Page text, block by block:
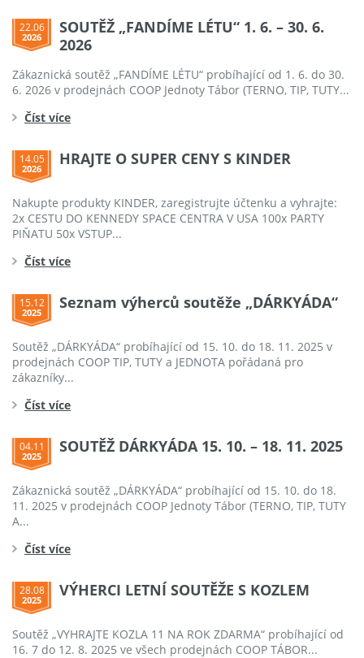
22.06
2026
SOUTĚŽ „FANDÍME LÉTU“ 1. 6. – 30. 6.
2026
Zákaznická soutěž „FANDÍME LÉTU“ probíhající od 1. 6. do 30.
6. 2026 v prodejnách COOP Jednoty Tábor (TERNO, TIP, TUTY...
Číst více
14.05
2026
HRAJTE O SUPER CENY S KINDER
Nakupte produkty KINDER, zaregistrujte účtenku a vyhrajte:
2x CESTU DO KENNEDY SPACE CENTRA V USA 100x PARTY
PIŇATU 50x VSTUP...
Číst více
15.12
2025
Seznam výherců soutěže „DÁRKYÁDA“
Soutěž „DÁRKYÁDA“ probíhající od 15. 10. do 18. 11. 2025 v
prodejnách COOP TIP, TUTY a JEDNOTA pořádaná pro
zákazníky...
Číst více
04.11
2025
SOUTĚŽ DÁRKYÁDA 15. 10. – 18. 11. 2025
Zákaznická soutěž „DÁRKYÁDA“ probíhající od 15. 10. do 18.
11. 2025 v prodejnách COOP Jednoty Tábor (TERNO, TIP, TUTY
A...
Číst více
28.08
2025
VÝHERCI LETNÍ SOUTĚŽE S KOZLEM
Soutěž „VYHRAJTE KOZLA 11 NA ROK ZDARMA“ probíhající od
16. 7 do 12. 8. 2025 ve všech prodejnách COOP TÁBOR...